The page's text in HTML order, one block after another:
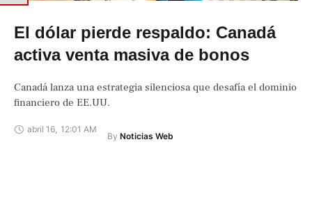
El dólar pierde respaldo: Canadá
activa venta masiva de bonos
Canadá lanza una estrategia silenciosa que desafía el dominio
financiero de EE.UU.
abril 16, 12:01 AM
By Noticias Web